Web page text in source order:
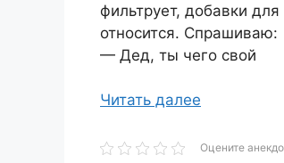
фильтрует, добавки
относится. Спрашиваю:
— Дед, ты чего свой
Читать далее
Оцените